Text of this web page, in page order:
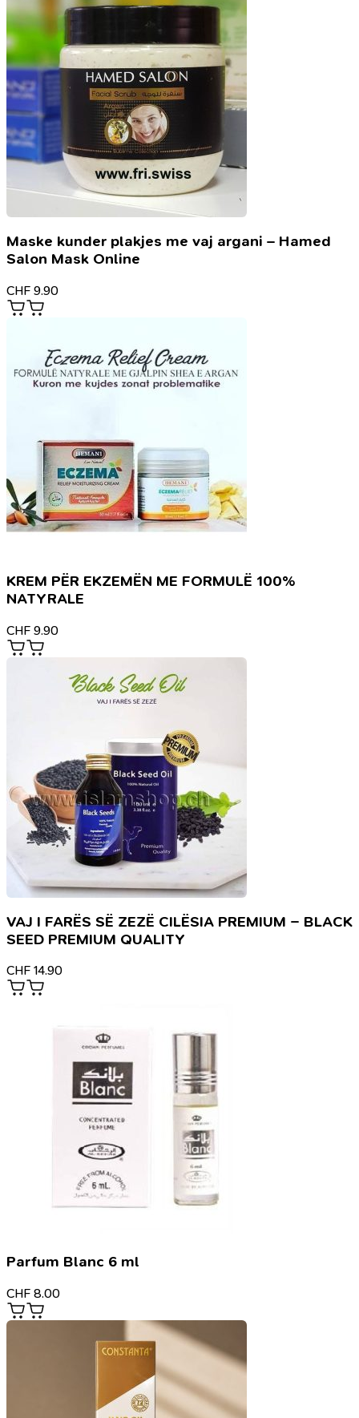
Maske kunder plakjes me vaj argani – Hamed
Salon Mask Online
CHF 9.90
KREM PËR EKZEMËN ME FORMULË 100%
NATYRALE
CHF 9.90
VAJ I FARËS SË ZEZË CILËSIA PREMIUM – BLACK
SEED PREMIUM QUALITY
CHF 14.90
Parfum Blanc 6 ml
CHF 8.00